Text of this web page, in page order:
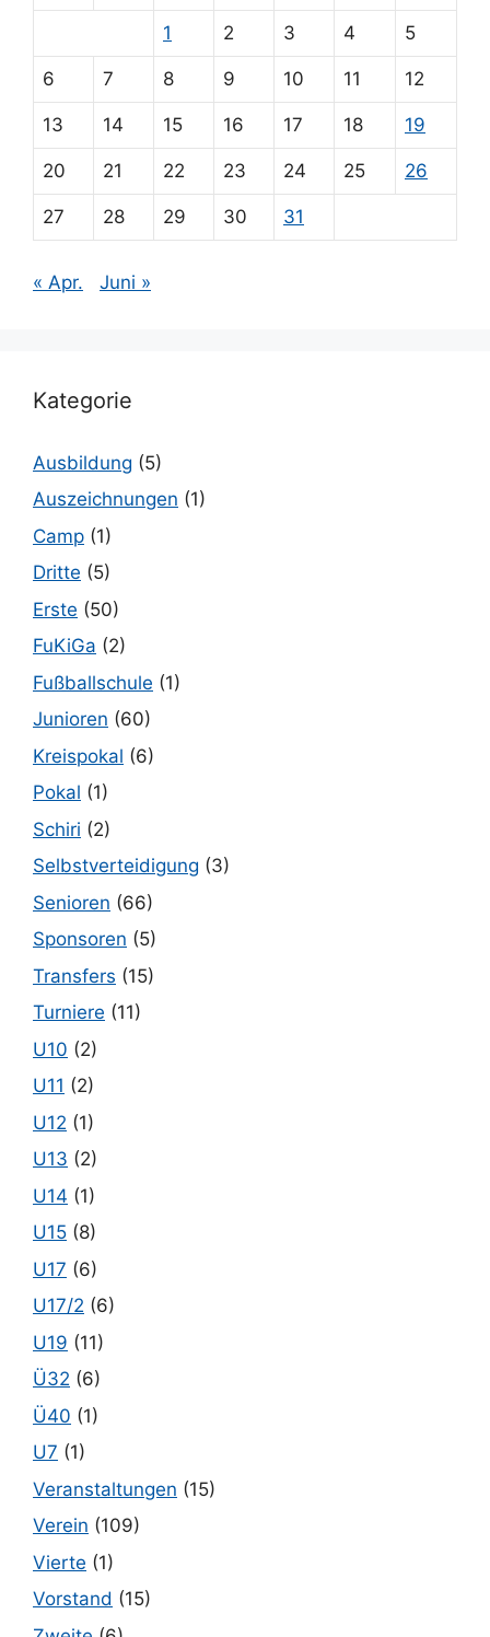
1 2 3 4 5
6 7 8 9 10 11 12
13 14 15 16 17 18 19
20 21 22 23 24 25 26
27 28 29 30 31
« Apr. Juni »
Kategorie
Ausbildung (5)
Auszeichnungen (1)
Camp (1)
Dritte (5)
Erste (50)
FuKiGa (2)
Fußballschule (1)
Junioren (60)
Kreispokal (6)
Pokal (1)
Schiri (2)
Selbstverteidigung (3)
Senioren (66)
Sponsoren (5)
Transfers (15)
Turniere (11)
U10 (2)
U11 (2)
U12 (1)
U13 (2)
U14 (1)
U15 (8)
U17 (6)
U17/2 (6)
U19 (11)
Ü32 (6)
Ü40 (1)
U7 (1)
Veranstaltungen (15)
Verein (109)
Vierte (1)
Vorstand (15)